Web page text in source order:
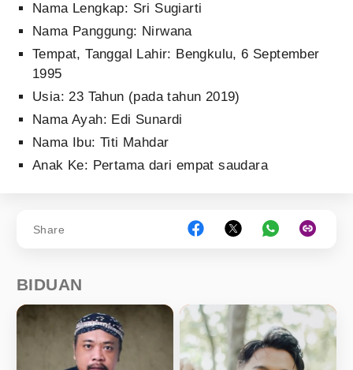
Nama Lengkap: Sri Sugiarti
Nama Panggung: Nirwana
Tempat, Tanggal Lahir: Bengkulu, 6 September
1995
Usia: 23 Tahun (pada tahun 2019)
Nama Ayah: Edi Sunardi
Nama Ibu: Titi Mahdar
Anak Ke: Pertama dari empat saudara
Share
BIDUAN